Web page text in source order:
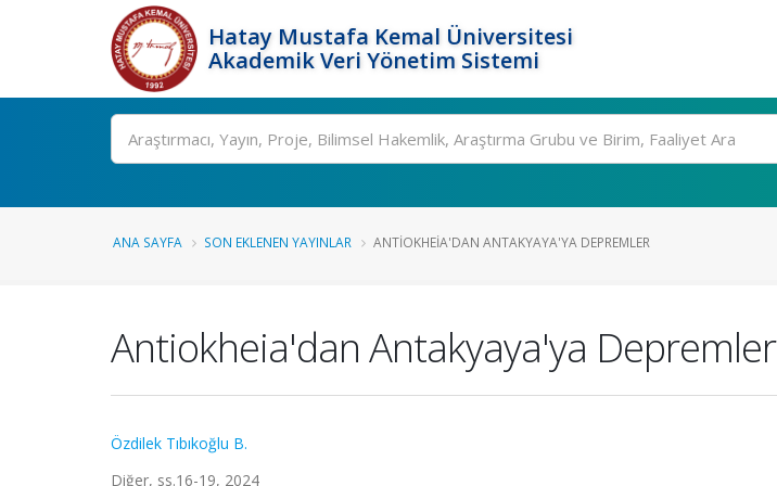
Hatay Mustafa Kemal Üniversitesi
Akademik Veri Yönetim Sistemi
Ara
ANA SAYFA SON EKLENEN YAYINLAR ANTIOKHEIA'DAN ANTAKYAYA'YA DEPREMLER
Antiokheia'dan Antakyaya'ya Depremler
Özdilek Tıbıkoğlu B.
Diğer, ss.16-19, 2024